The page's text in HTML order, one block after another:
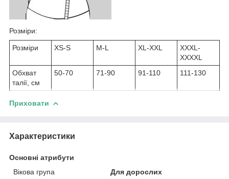
Розміри:
Розміри XS-S M-L XL-XXL
XXXL-
XXXXL
Обхват
талії, см
50-70 71-90 91-110 111-130
Приховати
Характеристики
Основні атрибути
Вікова група
Для дорослих